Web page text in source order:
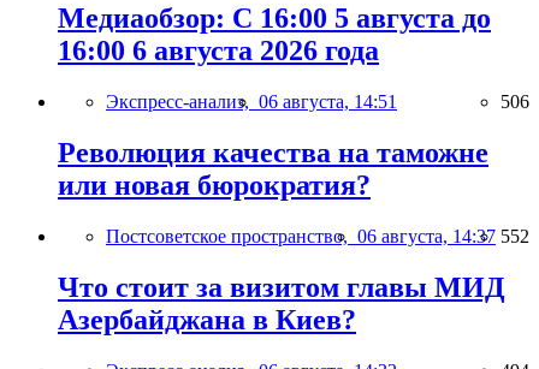
Медиаобзор: С 16:00 5 августа до
16:00 6 августа 2026 года
Экспресс-анализ, 06 августа, 14:51 506
Революция качества на таможне
или новая бюрократия?
Постсоветское пространство, 06 августа, 14:37 552
Что стоит за визитом главы МИД
Азербайджана в Киев?